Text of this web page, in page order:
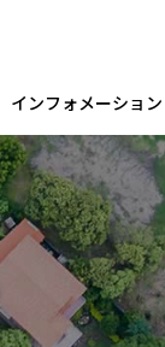
インフォメーション